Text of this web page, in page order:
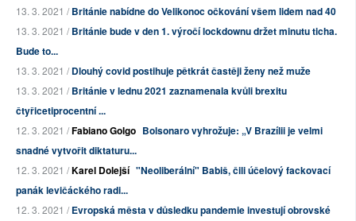
13. 3. 2021 /Británie nabídne do Velikonoc očkování všem lidem nad 40
13. 3. 2021 /Británie bude v den 1. výročí lockdownu držet minutu ticha.
Bude to...
13. 3. 2021 /Dlouhý covid postihuje pětkrát častěji ženy než muže
13. 3. 2021 /Británie v lednu 2021 zaznamenala kvůli brexitu
čtyřicetiprocentní ...
12. 3. 2021 /Fabiano Golgo Bolsonaro vyhrožuje: „V Brazílii je velmi
snadné vytvořit diktaturu...
12. 3. 2021 /Karel Dolejší "Neoliberální" Babiš, čili účelový fackovací
panák levičáckého radi...
12. 3. 2021 /Evropská města v důsledku pandemie investují obrovské